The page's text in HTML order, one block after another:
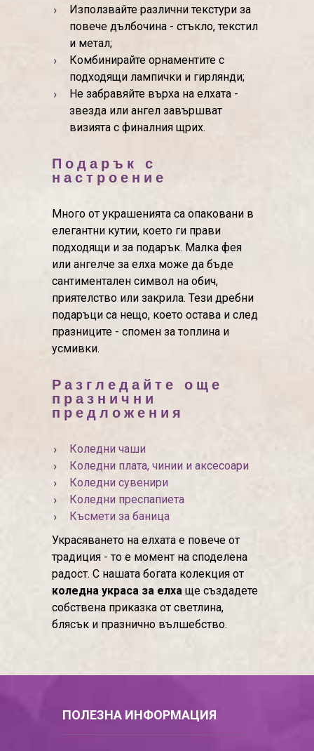
Използвайте различни текстури за
повече дълбочина - стъкло, текстил
и метал;
Комбинирайте орнаментите с
подходящи лампички и гирлянди;
Не забравяйте върха на елхата -
звезда или ангел завършват
визията с финалния щрих.
Подарък с
настроение
Много от украшенията са опаковани в
елегантни кутии, което ги прави
подходящи и за подарък. Малка фея
или ангелче за елха може да бъде
сантиментален символ на обич,
приятелство или закрила. Тези дребни
подаръци са нещо, което остава и след
празниците - спомен за топлина и
усмивки.
Разгледайте още
празнични
предложения
Коледни чаши
Коледни плата, чинии и аксесоари
Коледни сувенири
Коледни преспапиета
Късмети за баница
Украсяването на елхата е повече от
традиция - то е момент на споделена
радост. С нашата богата колекция от
коледна украса за елха ще създадете
собствена приказка от светлина,
блясък и празнично вълшебство.
ПОЛЕЗНА ИНФОРМАЦИЯ